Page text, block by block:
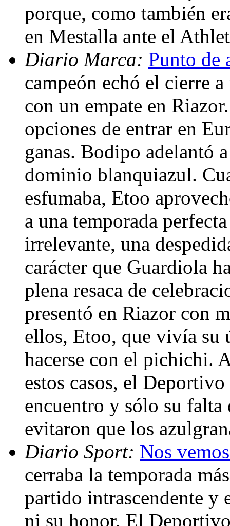
porque, como también
en Mestalla ante el
Diario Marca: Punto de
campeón echó el cierre
con un empate en
opciones de entrar en
ganas. Bodipo adelantó
dominio blanquiazul.
esfumaba, Etoo
a una temporada
irrelevante, una
carácter que Guardiola
plena resaca de
presentó en Riazor con
ellos, Etoo, que vivía su
hacerse con el pichichi.
estos casos, el
encuentro y sólo su
evitaron que los
Diario Sport: Nos
cerraba la temporada
partido intrascendente y
ni su honor. El